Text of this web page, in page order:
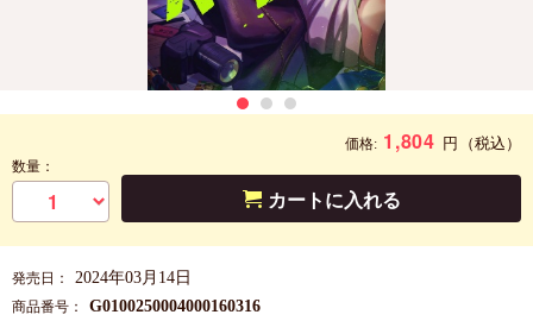
価格: 1,804 円 （税込）
数量：
カートに入れる
発売日： 2024年03月14日
商品番号： G0100250004000160316